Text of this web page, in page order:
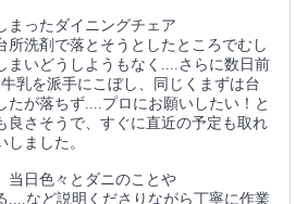
まったダイニングチェア
所洗剤で落とそうとしたところでむし
まいどうしようもなく....さらに数日前
乳を派手にこぼし、同じくまずは台
たが落ちず....プロにお願いしたい！と
良さそうで、すぐに直近の予定も取れ
ました。
当日色々とダニのことや
....など説明くださりながら丁寧に作業